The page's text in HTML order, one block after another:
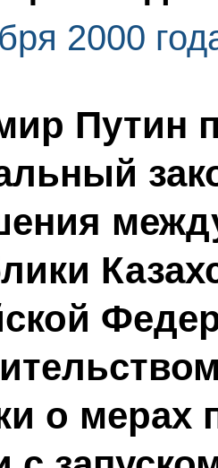
2000
Путин
о мерах